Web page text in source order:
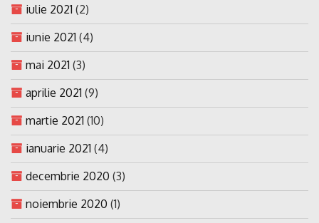
iulie 2021 (2)
iunie 2021 (4)
mai 2021 (3)
aprilie 2021 (9)
martie 2021 (10)
ianuarie 2021 (4)
decembrie 2020 (3)
noiembrie 2020 (1)